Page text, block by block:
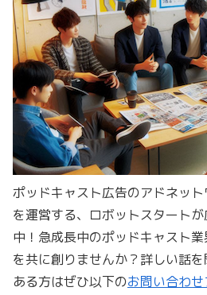
ポッドキャスト広告のアドネッ
を運営する、ロボットスタート
中！急成長中のポッドキャスト
を共に創りませんか？詳しい話
ある方はぜひ以下のお問い合わ